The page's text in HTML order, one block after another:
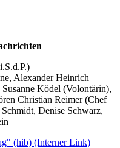
Alexander Heinrich
Susanne Ködel (Volontärin),
Christian Reimer (Chef
Denise Schwarz,
(hib) (Interner Link)